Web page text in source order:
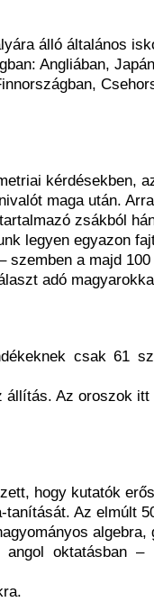
álló általános
Angliában,
kérdésekben,
maga után.
zsákból
legyen egyazon
szemben a majd
adó
csak 61
állítás. Az oroszok
hogy kutatók
Az elmúlt
algebra,
oktatásban –